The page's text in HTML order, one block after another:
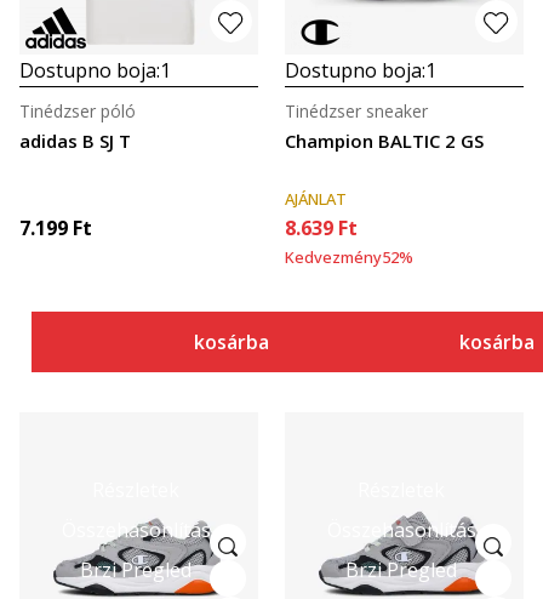
Dostupno boja:1
adidas B SJ T
Tinédzser póló
7.199 Ft
kosárba
Dostupno boja:1
Champion BALTIC 2 GS
Tinédzser sneaker
AJÁNLAT
8.639 Ft
Kedvezmény52%
kosárba
Összehasonlítás
Brzi Pregled
Összehasonlítás
Brzi Pregled